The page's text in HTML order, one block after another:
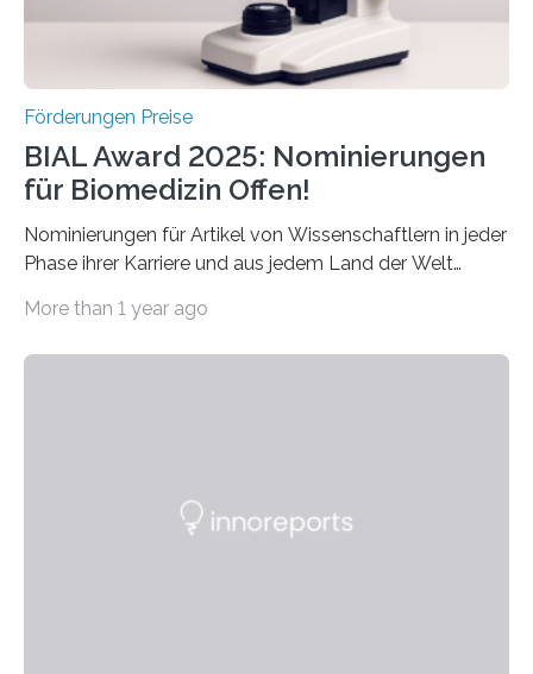
Förderungen Preise
BIAL Award 2025: Nominierungen
für Biomedizin Offen!
Nominierungen für Artikel von Wissenschaftlern in jeder
Phase ihrer Karriere und aus jedem Land der Welt
Leben gerufen, um die bemerkenswertesten
Foundation, des BIAL Award in Biomedicine ist in
More than 1 year ago